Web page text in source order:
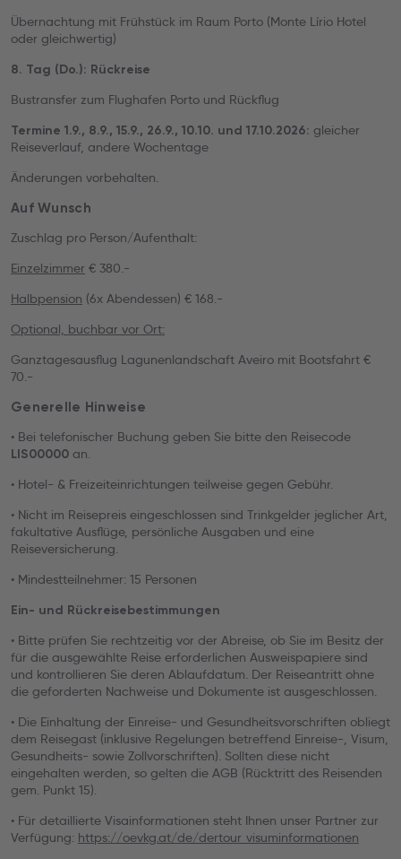
Übernachtung mit Frühstück im Raum Porto (Monte Lírio Hotel
oder gleichwertig)
8. Tag (Do.): Rückreise
Bustransfer zum Flughafen Porto und Rückflug
Termine 1.9., 8.9., 15.9., 26.9., 10.10. und 17.10.2026: gleicher
Reiseverlauf, andere Wochentage
Änderungen vorbehalten.
Auf Wunsch
Zuschlag pro Person/Aufenthalt:
Einzelzimmer € 380.-
Halbpension (6x Abendessen) € 168.-
Optional, buchbar vor Ort:
Ganztagesausflug Lagunenlandschaft Aveiro mit Bootsfahrt €
70.-
Generelle Hinweise
• Bei telefonischer Buchung geben Sie bitte den Reisecode
LIS00000 an.
• Hotel- & Freizeiteinrichtungen teilweise gegen Gebühr.
• Nicht im Reisepreis eingeschlossen sind Trinkgelder jeglicher Art,
fakultative Ausflüge, persönliche Ausgaben und eine
Reiseversicherung.
• Mindestteilnehmer: 15 Personen
Ein- und Rückreisebestimmungen
• Bitte prüfen Sie rechtzeitig vor der Abreise, ob Sie im Besitz der
für die ausgewählte Reise erforderlichen Ausweispapiere sind
und kontrollieren Sie deren Ablaufdatum. Der Reiseantritt ohne
die geforderten Nachweise und Dokumente ist ausgeschlossen.
• Die Einhaltung der Einreise- und Gesundheitsvorschriften obliegt
dem Reisegast (inklusive Regelungen betreffend Einreise-, Visum,
Gesundheits- sowie Zollvorschriften). Sollten diese nicht
eingehalten werden, so gelten die AGB (Rücktritt des Reisenden
gem. Punkt 15).
• Für detaillierte Visainformationen steht Ihnen unser Partner zur
Verfügung: https://oevkg.at/de/dertour_visuminformationen